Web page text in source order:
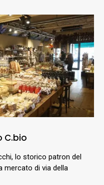
C.bio
lo storico patron del
mercato di via della